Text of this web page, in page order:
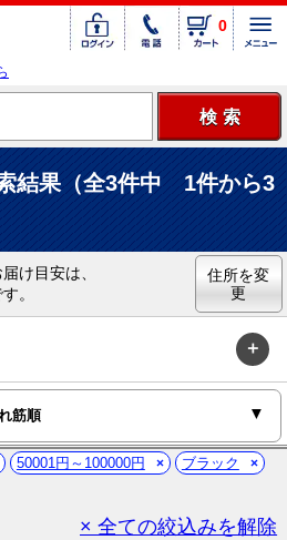
0
結果（全3件中 1件から3
け目安は、
。
住所を変
更
50001円～100000円 ブラック
× 全ての絞込みを解除